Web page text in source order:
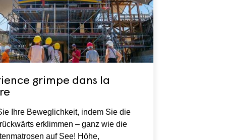
grimpe dans la
Ihre Beweglichkeit, indem Sie die
erklimmen – ganz wie die
auf See! Höhe,